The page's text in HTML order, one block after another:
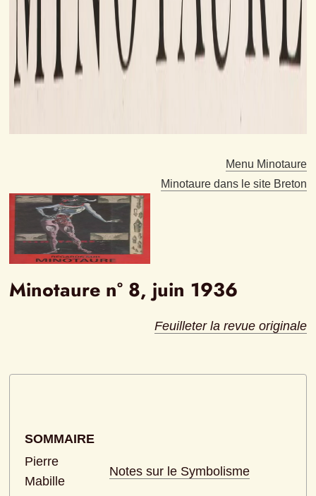
Menu Minotaure
Minotaure dans le site Breton
Minotaure n° 8, juin 1936
Feuilleter la revue originale
SOMMAIRE
Pierre
Mabille
Notes sur le Symbolisme